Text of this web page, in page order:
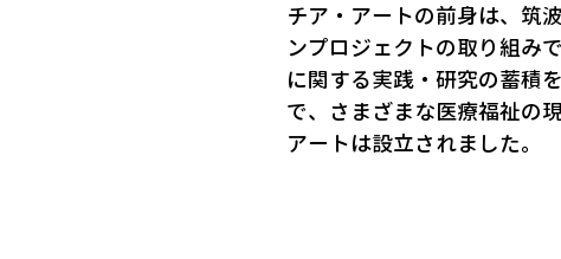
チア・アートの前身は、筑
ンプロジェクトの取り組み
に関する実践・研究の蓄積
で、さまざまな医療福祉の
アートは設立されました。